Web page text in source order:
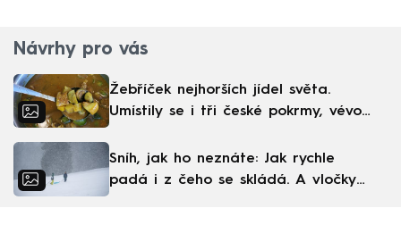
Návrhy pro vás
Žebříček nejhorších jídel světa.
Umístily se i tři české pokrmy, vévodí
Sníh, jak ho neznáte: Jak rychle
padá i z čeho se skládá. A vločky